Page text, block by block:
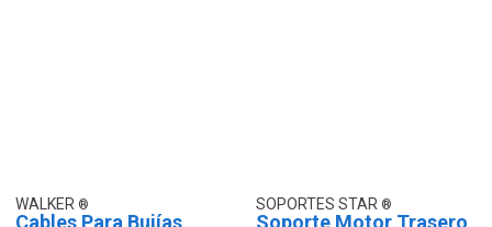
WALKER
Cables Para Bujías
SOPORTES STAR
Soporte Motor Trasero